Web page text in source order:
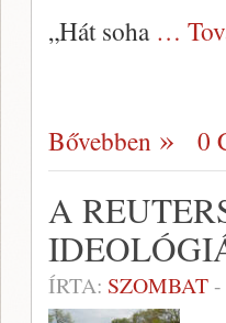
„Hát soha …
Bővebben 0
A
ÍRTA: SZOMBAT-